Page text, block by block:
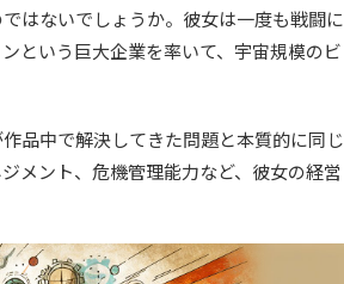
はないでしょうか。彼女は一度も戦闘に
という巨大企業を率いて、宇宙規模のビ
品中で解決してきた問題と本質的に同じ
メント、危機管理能力など、彼女の経営